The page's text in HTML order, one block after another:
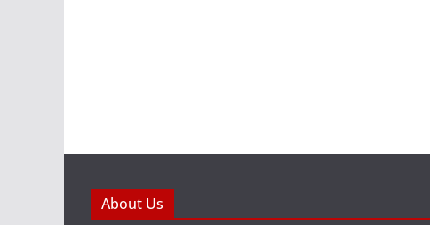
About Us